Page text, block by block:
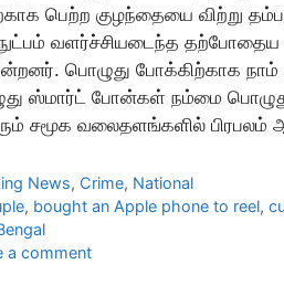
பெற்ற குழந்தையை விற்று
வளர்ச்சியடைந்த
பொழுது போக்கிற்காக
ஸ்மார்ட் போன்கள் நம்மை பொழுது
சமூக வலைதளங்களில் பிரபலம்
News, Crime, National
, bought an Apple phone to reel,
a comment